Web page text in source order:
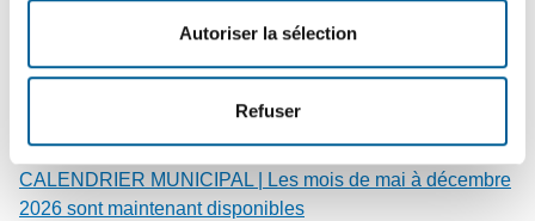
Autoriser la sélection
Refuser
FOSSES SEPTIQUES | Calendrier 2026 des vidanges de
6 mai 2026
CALENDRIER MUNICIPAL | Les mois de mai à décembre
2026 sont maintenant disponibles